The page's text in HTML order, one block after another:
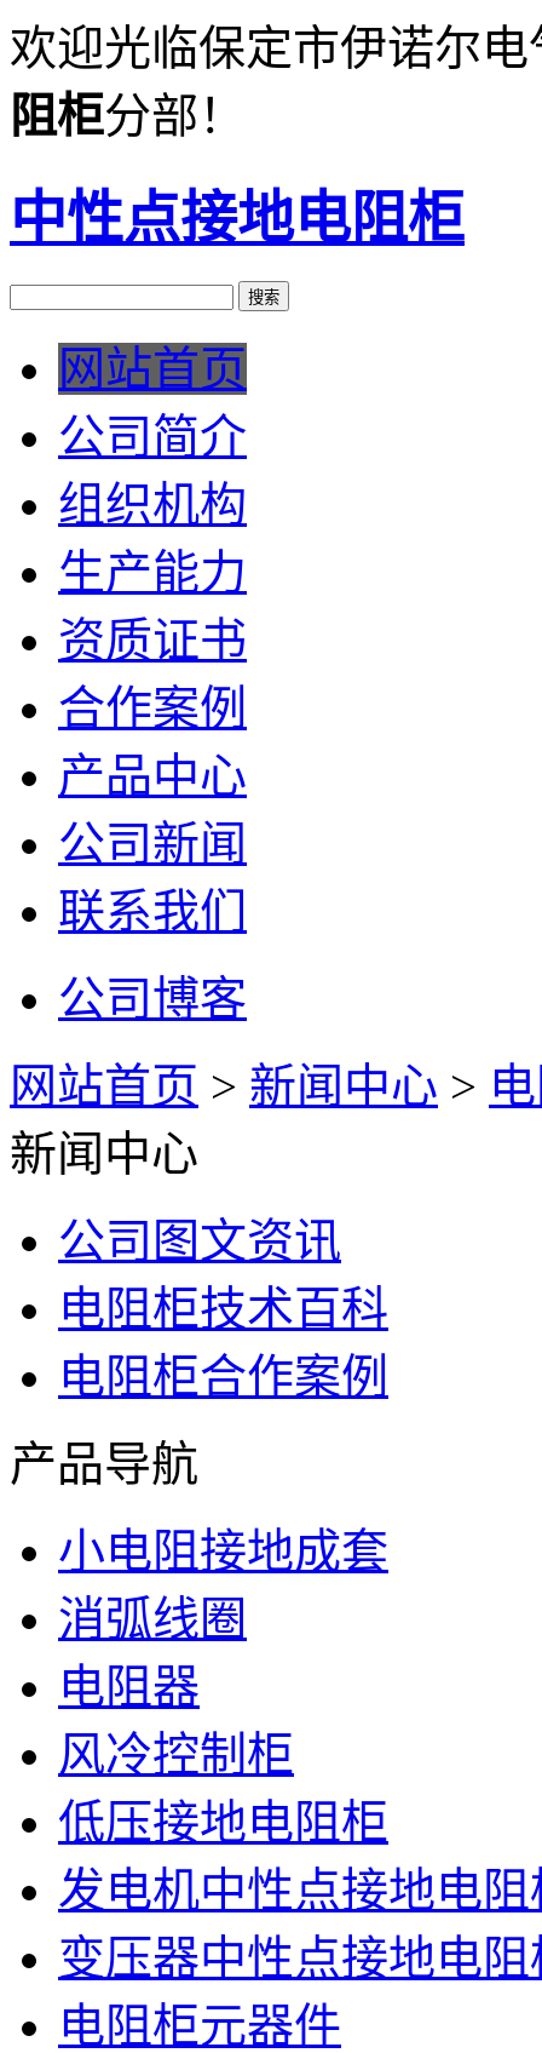
欢迎光临保定市伊诺尔
阻柜分部！
中性点接地电阻柜
网站首页
公司简介
组织机构
生产能力
资质证书
合作案例
产品中心
公司新闻
联系我们
公司博客
网站首页 > 新闻中心 >
新闻中心
公司图文资讯
电阻柜技术百科
电阻柜合作案例
产品导航
小电阻接地成套
消弧线圈
电阻器
风冷控制柜
低压接地电阻柜
发电机中性点接地电阻
变压器中性点接地电阻
电阻柜元器件